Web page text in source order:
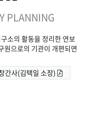
PLANNING
소의 활동을 정리한 연보
원으로의 기관이 개편되면
간사(김택일 소장)